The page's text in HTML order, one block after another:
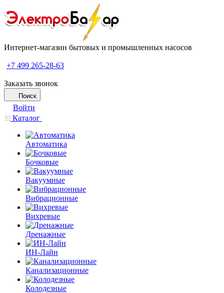
Интернет-магазин бытовых и промышленных насосов
+7 499 265-28-63
Заказать звонок
Поиск
Войти
Каталог
Автоматика
Бочковые
Вакуумные
Вибрационные
Вихревые
Дренажные
ИН-Лайн
Канализационные
Колодезные